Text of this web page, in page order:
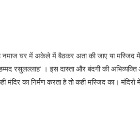
घर में अकेले में बैठकर अता की जाए या मस्जिद में
रसुलल्‍लाह’ । इस दास्‍ता और बंदगी की
का निर्मण करता हे तो कहीं मस्जिद का। मंदिरों